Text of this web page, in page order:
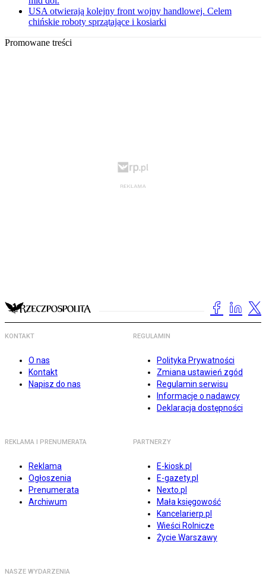
USA otwierają kolejny front wojny handlowej. Celem
chińskie roboty sprzątające i kosiarki
Promowane treści
KONTAKT
O nas
Kontakt
Napisz do nas
REGULAMIN
Polityka Prywatności
Zmiana ustawień zgód
Regulamin serwisu
Informacje o nadawcy
Deklaracja dostępności
REKLAMA I PRENUMERATA
Reklama
Ogłoszenia
Prenumerata
Archiwum
PARTNERZY
E-kiosk.pl
E-gazety.pl
Nexto.pl
Mała księgowość
Kancelarierp.pl
Wieści Rolnicze
Życie Warszawy
NASZE WYDARZENIA